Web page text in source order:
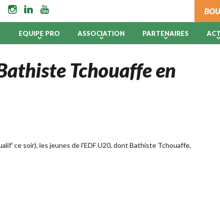
EQUIPE PRO ASSOCIATION PARTENAIRES
Tchouaffe en
ce soir), les jeunes de l'EDF U20, dont Bathiste Tchouaffe,